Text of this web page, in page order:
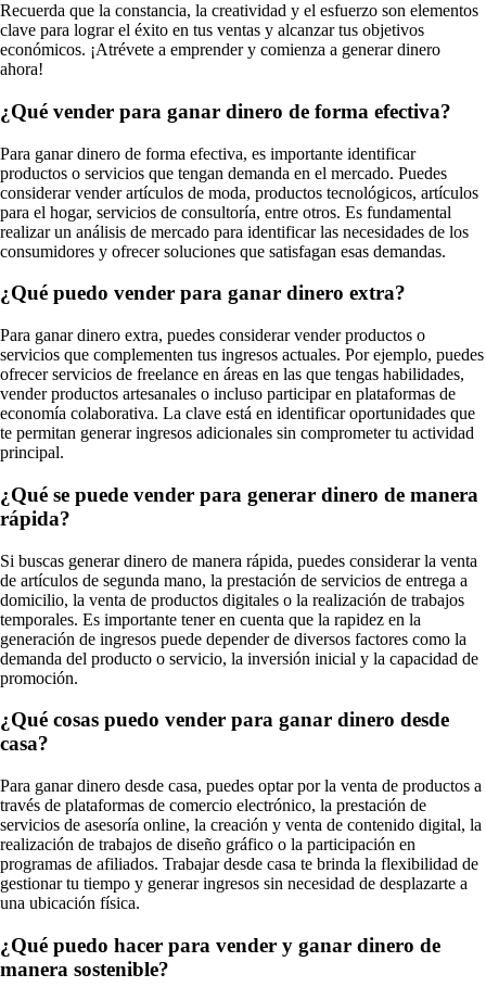
Recuerda que la constancia, la creatividad y el esfuerzo son elementos
clave para lograr el éxito en tus ventas y alcanzar tus objetivos
económicos. ¡Atrévete a emprender y comienza a generar dinero
ahora!
¿Qué vender para ganar dinero de forma efectiva?
Para ganar dinero de forma efectiva, es importante identificar
productos o servicios que tengan demanda en el mercado. Puedes
considerar vender artículos de moda, productos tecnológicos, artículos
para el hogar, servicios de consultoría, entre otros. Es fundamental
realizar un análisis de mercado para identificar las necesidades de los
consumidores y ofrecer soluciones que satisfagan esas demandas.
¿Qué puedo vender para ganar dinero extra?
Para ganar dinero extra, puedes considerar vender productos o
servicios que complementen tus ingresos actuales. Por ejemplo, puedes
ofrecer servicios de freelance en áreas en las que tengas habilidades,
vender productos artesanales o incluso participar en plataformas de
economía colaborativa. La clave está en identificar oportunidades que
te permitan generar ingresos adicionales sin comprometer tu actividad
principal.
¿Qué se puede vender para generar dinero de manera
rápida?
Si buscas generar dinero de manera rápida, puedes considerar la venta
de artículos de segunda mano, la prestación de servicios de entrega a
domicilio, la venta de productos digitales o la realización de trabajos
temporales. Es importante tener en cuenta que la rapidez en la
generación de ingresos puede depender de diversos factores como la
demanda del producto o servicio, la inversión inicial y la capacidad de
promoción.
¿Qué cosas puedo vender para ganar dinero desde
casa?
Para ganar dinero desde casa, puedes optar por la venta de productos a
través de plataformas de comercio electrónico, la prestación de
servicios de asesoría online, la creación y venta de contenido digital, la
realización de trabajos de diseño gráfico o la participación en
programas de afiliados. Trabajar desde casa te brinda la flexibilidad de
gestionar tu tiempo y generar ingresos sin necesidad de desplazarte a
una ubicación física.
¿Qué puedo hacer para vender y ganar dinero de
manera sostenible?